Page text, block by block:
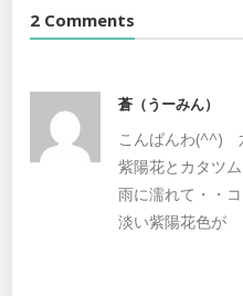
2 Comments
蒼（うーみん）
こんばんわ(^^)
紫陽花とカタツ
雨に濡れて・・
淡い紫陽花色が